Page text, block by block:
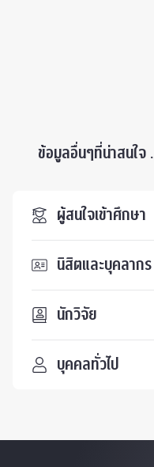
ข้อมูลอื่นๆที่น่าสนใจ
ผู้สนใจเข้าศึกษา
นิสิตและบุคลากร
นักวิจัย
บุคคลทั่วไป